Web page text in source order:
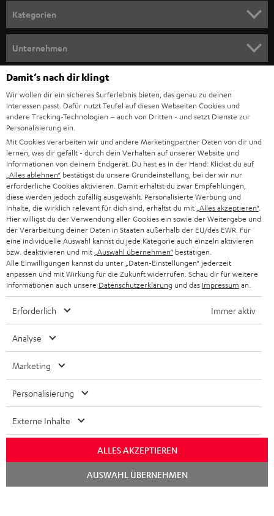
n
m
e
l
d
u
n
g
Kategorien
HEIMKINO-KOMPLETTANLAGEN
SOUNDBAR
HIFI-LAUTSPRECHER
SMART HOME
BLUETOOTH-LAUTSPRECHER
KOPFHÖRER
BLUETOOTH-KOPFHÖRER
STEREOANLAGEN
LAUTSPRECHER
ULTIMA-SERIE
IN-EAR-KOPFHÖRER
FANSHOP
NEUHEITEN
Unternehmen
SUPPORT
PRESSE & MARKETING
GESCHÄFTSKUNDEN
PARTNERPROGRAMM
BLOG
NEWSLETTER
STORES
DEINE VORTEILE BEI TEUFEL
UNSER MANAGEMENT
NACHHALTIGKEIT
UNSERE WERTE
BILDUNGSRABATT
Teufel Onlineshops
DEUTSCHLAND
ÖSTERREICH
SCHWEIZ
NIEDERLANDE
BELGIEN
FRANKREICH
POLEN
SPANIEN
ITALIEN
Technische Änderungen, Tippfehler und Irrtum vorbehalten. Das auf unseren
Fotos abgebildete Zubehör ist nicht im Lieferumfang enthalten. Etwaige
Entsorgungsgebühren für Batterien sind im Preis inbegriffen.
Datenschutz Daten-Einstellungen
Vertrag widerrufen
Damit‘s nach dir klingt
Wir wollen dir ein sicheres Surferlebnis bieten, das genau zu deinen
Interessen passt. Dafür nutzt Teufel auf diesen Webseiten Cookies und
andere Tracking-Technologien – auch von Dritten - und setzt Dienste zur
Personalisierung ein.
Mit Cookies verarbeiten wir und andere Marketingpartner Daten von dir und
lernen, was dir gefällt - durch dein Verhalten auf unserer Website und
Informationen von deinem Endgerät. Du hast es in der Hand: Klickst du auf
„Alles ablehnen“ bestätigst du unsere Grundeinstellung, bei der wir nur
erforderliche Cookies aktivieren. Damit erhältst du zwar Empfehlungen,
diese werden jedoch zufällig ausgewählt. Personalisierte Werbung und
Inhalte, die wirklich relevant für dich sind, erhältst du mit „Alles akzeptieren“.
Hier willigst du der Verwendung aller Cookies ein sowie der Weitergabe und
der Verarbeitung deiner Daten in Staaten außerhalb der EU/des EWR. Für
eine individuelle Auswahl kannst du jede Kategorie auch einzeln aktivieren
bzw. deaktivieren und mit „Auswahl übernehmen“ bestätigen.
Alle Einwilligungen kannst du unter „Daten-Einstellungen“ jederzeit
anpassen und mit Wirkung für die Zukunft widerrufen. Schau dir für weitere
Informationen auch unsere Datenschutzerklärung und das Impressum an.
Erforderlich Immer aktiv
Analyse
Marketing
Personalisierung
Externe Inhalte
ALLES AKZEPTIEREN
AUSWAHL ÜBERNEHMEN